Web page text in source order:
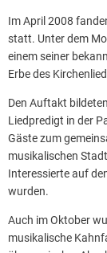
Im April 2008
statt. Unter dem
einem seiner
Erbe des
Den Auftakt
Liedpredigt in der
Gäste zum
musikalischen
Interessierte auf
wurden.
Auch im Oktober
musikalische